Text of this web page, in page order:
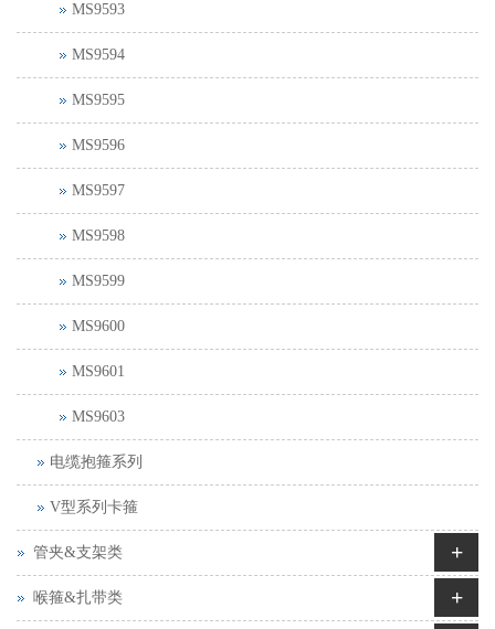
MS9593
MS9594
MS9595
MS9596
MS9597
MS9598
MS9599
MS9600
MS9601
MS9603
电缆抱箍系列
V型系列卡箍
管夹&支架类 +
喉箍&扎带类 +